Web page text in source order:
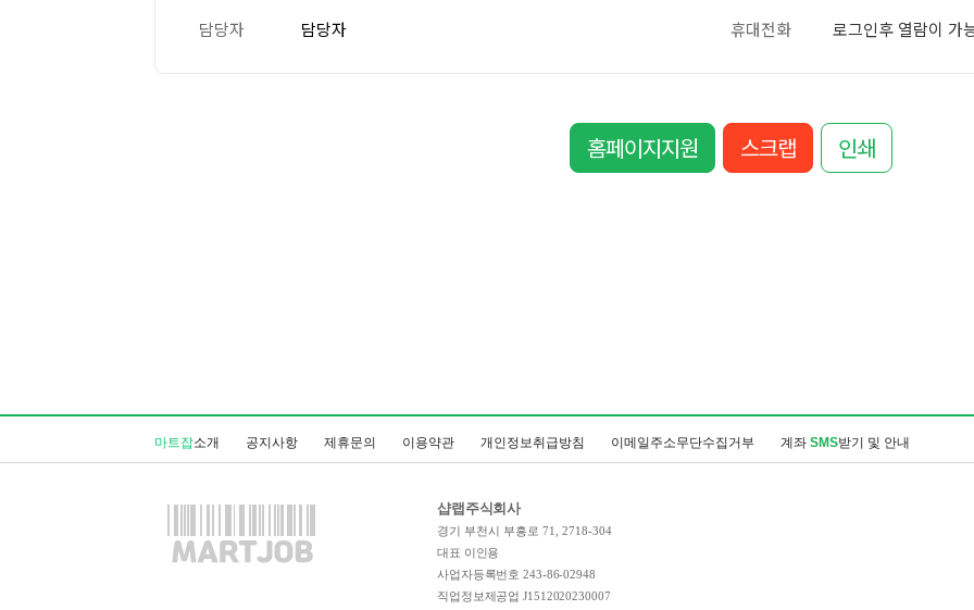
담당자 담당자 휴대전화 로그인후 열람이 가
홈페이지지원 스크랩 인쇄
마트잡소개 공지사항 제휴문의 이용약관 개인정보취급방침 이메일주소무단수집거부 계좌 SMS받기 및 안내
샵랩주식회사
경기 부천시 부흥로 71, 2718-304
대표 이인용
사업자등록번호 243-86-02948
직업정보제공업 J1512020230007